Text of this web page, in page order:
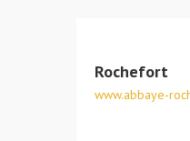
Rochefort
www.abbaye-